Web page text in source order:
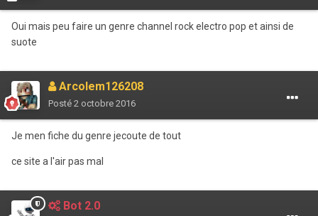
Oui mais peu faire un genre channel rock electro pop et ainsi de
suote
Arcolem126208
Posté 2 octobre 2016
Je men fiche du genre jecoute de tout
ce site a l'air pas mal
Bot 2.0